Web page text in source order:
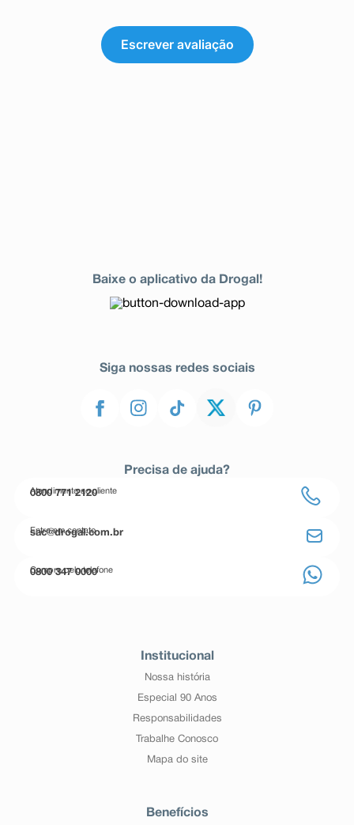
Escrever avaliação
Baixe o aplicativo da Drogal!
Siga nossas redes sociais
Precisa de ajuda?
Atendimento ao cliente
0800 771 2120
Entre em contato
sac@drogal.com.br
Compre pelo telefone
0800 347 0000
Institucional
Nossa história
Especial 90 Anos
Responsabilidades
Trabalhe Conosco
Mapa do site
Benefícios